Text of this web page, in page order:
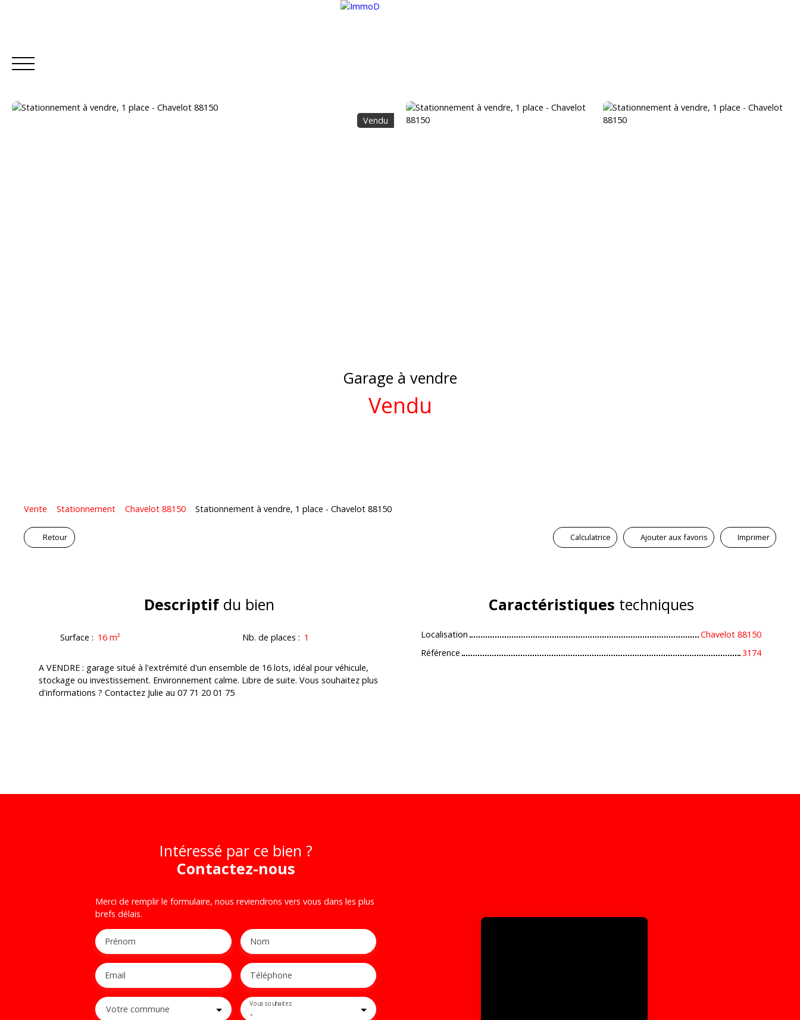
ESTIMER BLOG
Vendu
Garage à vendre
Vendu
Vente Stationnement Chavelot 88150 Stationnement à vendre, 1 place - Chavelot 88150
Retour Calculatrice Ajouter aux favoris Imprimer
Descriptifdu bien
Surface : 16 m² Nb. de places : 1
A VENDRE : garage situé à l'extrémité d'un ensemble de 16 lots, idéal pour véhicule,
stockage ou investissement. Environnement calme. Libre de suite. Vous souhaitez plus
d'informations ? Contactez Julie au 07 71 20 01 75
Caractéristiques techniques
Localisation
Chavelot 88150
Référence
3174
Intéressé par ce bien ?
Contactez-nous
Merci de remplir le formulaire, nous reviendrons vers vous dans les plus
brefs délais.
Prénom Nom
Email Téléphone
Votre commune -
Vous souhaitez